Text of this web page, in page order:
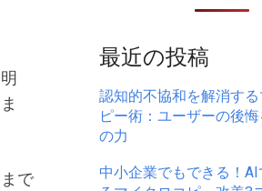
で
最近の投稿
認知的不協和を解消する
ピー術：ユーザーの後
の力
中小企業でもできる！AI